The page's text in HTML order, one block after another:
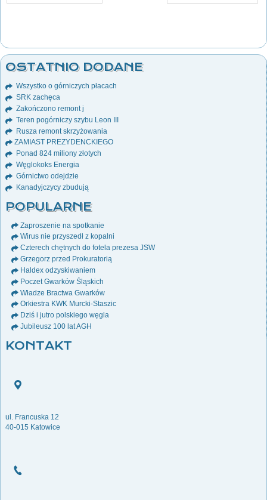
OSTATNIO DODANE
Wszystko o górniczych płacach
SRK zachęca
Zakończono remont j
Teren pogórniczy szybu Leon III
Rusza remont skrzyżowania
ZAMIAST PREZYDENCKIEGO
Ponad 824 miliony złotych
Węglokoks Energia
Górnictwo odejdzie
Kanadyjczycy zbudują
POPULARNE
Zaproszenie na spotkanie
Wirus nie przyszedł z kopalni
Czterech chętnych do fotela prezesa JSW
Grzegorz przed Prokuratorią
Haldex odzyskiwaniem
Poczet Gwarków Śląskich
Władze Bractwa Gwarków
Orkiestra KWK Murcki-Staszic
Dziś i jutro polskiego węgla
Jubileusz 100 lat AGH
KONTAKT
ul. Francuska 12
40-015 Katowice